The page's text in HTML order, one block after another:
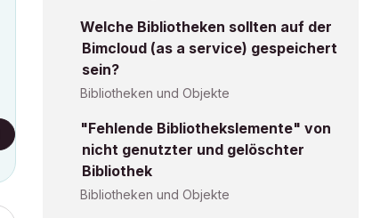
Welche Bibliotheken sollten auf der
Bimcloud (as a service) gespeichert
sein?
Bibliotheken und Objekte
"Fehlende Bibliothekslemente" von
nicht genutzter und gelöschter
Bibliothek
Bibliotheken und Objekte